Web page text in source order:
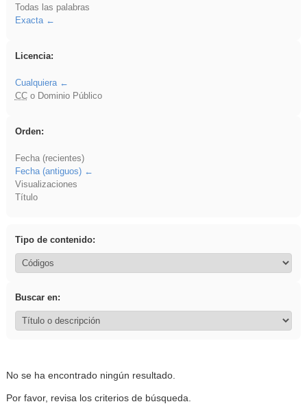
Todas las palabras
Exacta
Licencia:
Cualquiera
CCo Dominio Público
Orden:
Fecha (recientes)
Fecha (antiguos)
Visualizaciones
Título
Tipo de contenido:
Buscar en:
No se ha encontrado ningún resultado.
Por favor, revisa los criterios de búsqueda.